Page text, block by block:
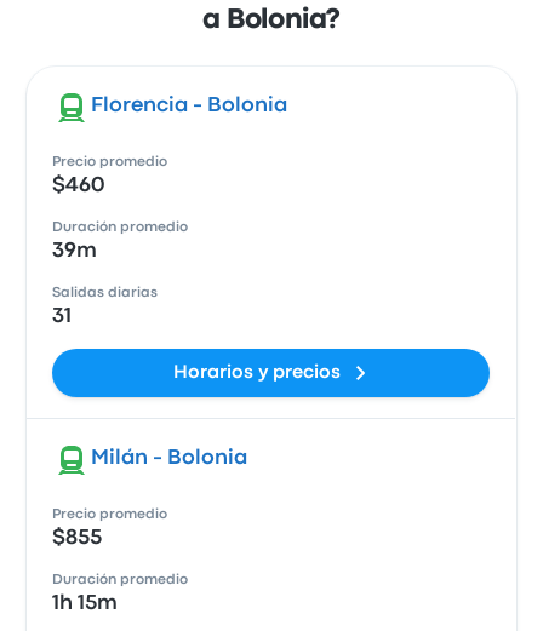
a Bolonia?
Florencia - Bolonia
Precio promedio
$460
Duración promedio
39m
Salidas diarias
31
Horarios y precios
Milán - Bolonia
Precio promedio
$855
Duración promedio
1h 15m